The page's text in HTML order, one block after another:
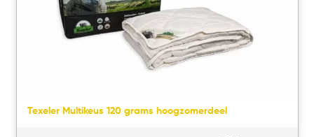
Texeler Multikeus 120 grams hoogzomerdeel